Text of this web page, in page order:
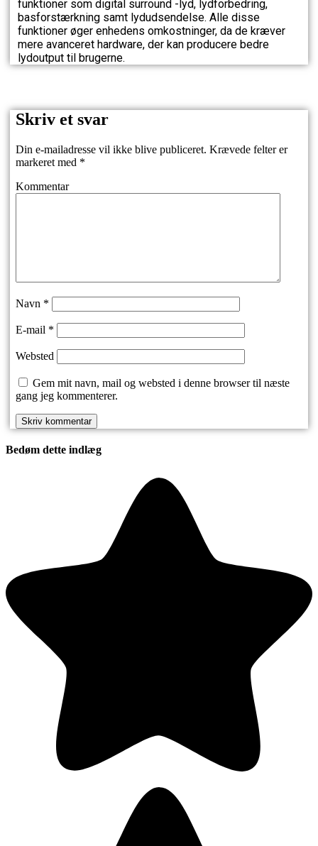
funktioner som digital surround -lyd, lydforbedring,
basforstærkning samt lydudsendelse. Alle disse
funktioner øger enhedens omkostninger, da de kræver
mere avanceret hardware, der kan producere bedre
lydoutput til brugerne.
Skriv et svar
Din e-mailadresse vil ikke blive publiceret. Krævede felter er
markeret med *
Kommentar
Navn *
E-mail *
Websted
Gem mit navn, mail og websted i denne browser til næste
gang jeg kommenterer.
Bedøm dette indlæg